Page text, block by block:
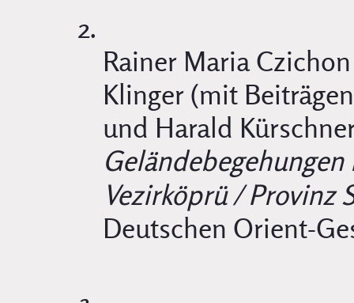
Rainer Maria
Klinger (mit
und Harald
Vezirköprü / Provinz
Deutschen Orient-